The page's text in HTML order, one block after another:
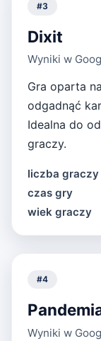
#3
Dixit
Wyniki w
Gra oparta
odgadnąć
Idealna do
graczy.
liczba graczy
czas gry
wiek graczy
#4
Wyniki w